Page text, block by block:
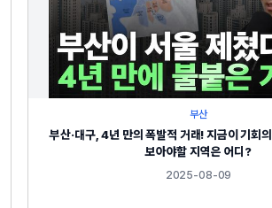
부산
부산·대구, 4년 만의 폭발적 거래! 지금이 기회
보아야할 지역은 어디?
2025-08-09